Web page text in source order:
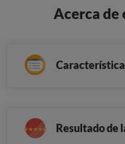
Acerca de
Resultado de